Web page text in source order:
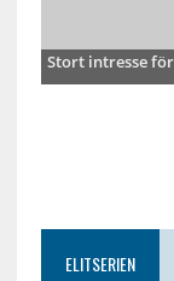
Stort intresse
ELITSERIEN